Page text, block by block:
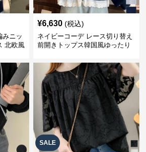
みニッ
北欧風
¥6,630 (税込)
ネイビーコーデ レース切り替え
前開きトップス韓国風ゆったり
SALE